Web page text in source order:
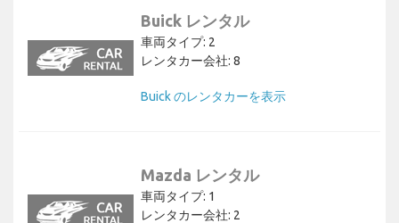
Buick レンタル
車両タイプ: 2
レンタカー会社: 8
Buick のレンタカーを表示
Mazda レンタル
車両タイプ: 1
レンタカー会社: 2